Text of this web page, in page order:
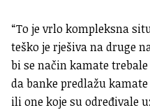
“To je vrlo kompleksna
teško je rješiva na druge
bi se način kamate
da banke predlažu
ili one koje su određivale